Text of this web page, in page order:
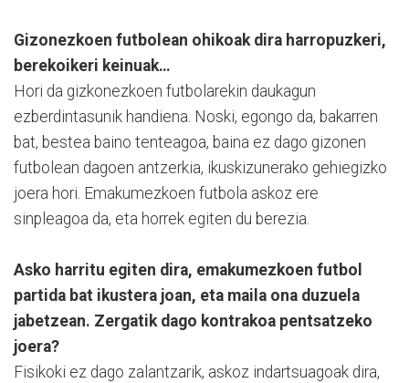
Gizonezkoen futbolean ohikoak dira harropuzkeri,
berekoikeri keinuak…
Hori da gizkonezkoen futbolarekin daukagun
ezberdintasunik handiena. Noski, egongo da, bakarren
bat, bestea baino tenteagoa, baina ez dago gizonen
futbolean dagoen antzerkia, ikuskizunerako gehiegizko
joera hori. Emakumezkoen futbola askoz ere
sinpleagoa da, eta horrek egiten du berezia.
Asko harritu egiten dira, emakumezkoen futbol
partida bat ikustera joan, eta maila ona duzuela
jabetzean. Zergatik dago kontrakoa pentsatzeko
joera?
Fisikoki ez dago zalantzarik, askoz indartsuagoak dira,